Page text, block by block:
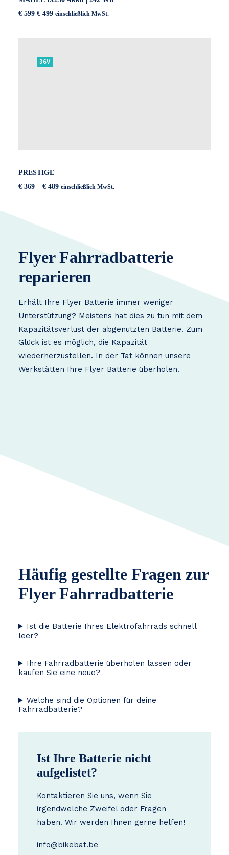
€599 Ursprünglicher
€ 499Aktueller
einschließlich MwSt.
36V
PRESTIGE
€ 369 – € 489Preisspanne:
einschließlich MwSt.
Flyer Fahrradbatterie
reparieren
Erhält Ihre Flyer Batterie immer weniger
Unterstützung? Meistens hat dies zu tun mit dem
Kapazitätsverlust der abgenutzten Batterie. Zum
Glück ist es möglich, die Kapazität
wiederherzustellen. In der Tat können unsere
Werkstätten Ihre Flyer Batterie überholen.
Häufig gestellte Fragen zur
Flyer Fahrradbatterie
Ist die Batterie Ihres Elektrofahrrads schnell
leer?
Ihre Fahrradbatterie überholen lassen oder
kaufen Sie eine neue?
Welche sind die Optionen für deine
Fahrradbatterie?
Ist Ihre Batterie nicht
aufgelistet?
Kontaktieren Sie uns, wenn Sie
irgendwelche Zweifel oder Fragen
haben. Wir werden Ihnen gerne helfen!
info@bikebat.be